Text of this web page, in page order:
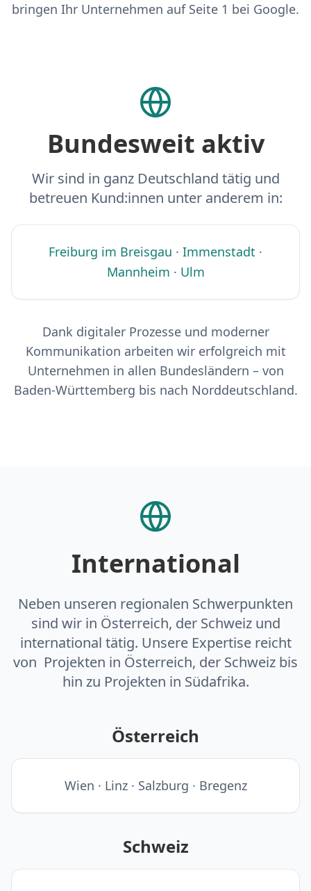
bringen Ihr Unternehmen auf Seite 1 bei Google.
Bundesweit aktiv
Wir sind in ganz Deutschland tätig und
betreuen Kund:innen unter anderem in:
Freiburg im Breisgau · Immenstadt ·
Mannheim · Ulm
Dank digitaler Prozesse und moderner
Kommunikation arbeiten wir erfolgreich mit
Unternehmen in allen Bundesländern – von
Baden-Württemberg bis nach Norddeutschland.
International
Neben unseren regionalen Schwerpunkten
sind wir in Österreich, der Schweiz und
international tätig. Unsere Expertise reicht
von Projekten in Österreich, der Schweiz bis
hin zu Projekten in Südafrika.
Österreich
Wien · Linz · Salzburg · Bregenz
Schweiz